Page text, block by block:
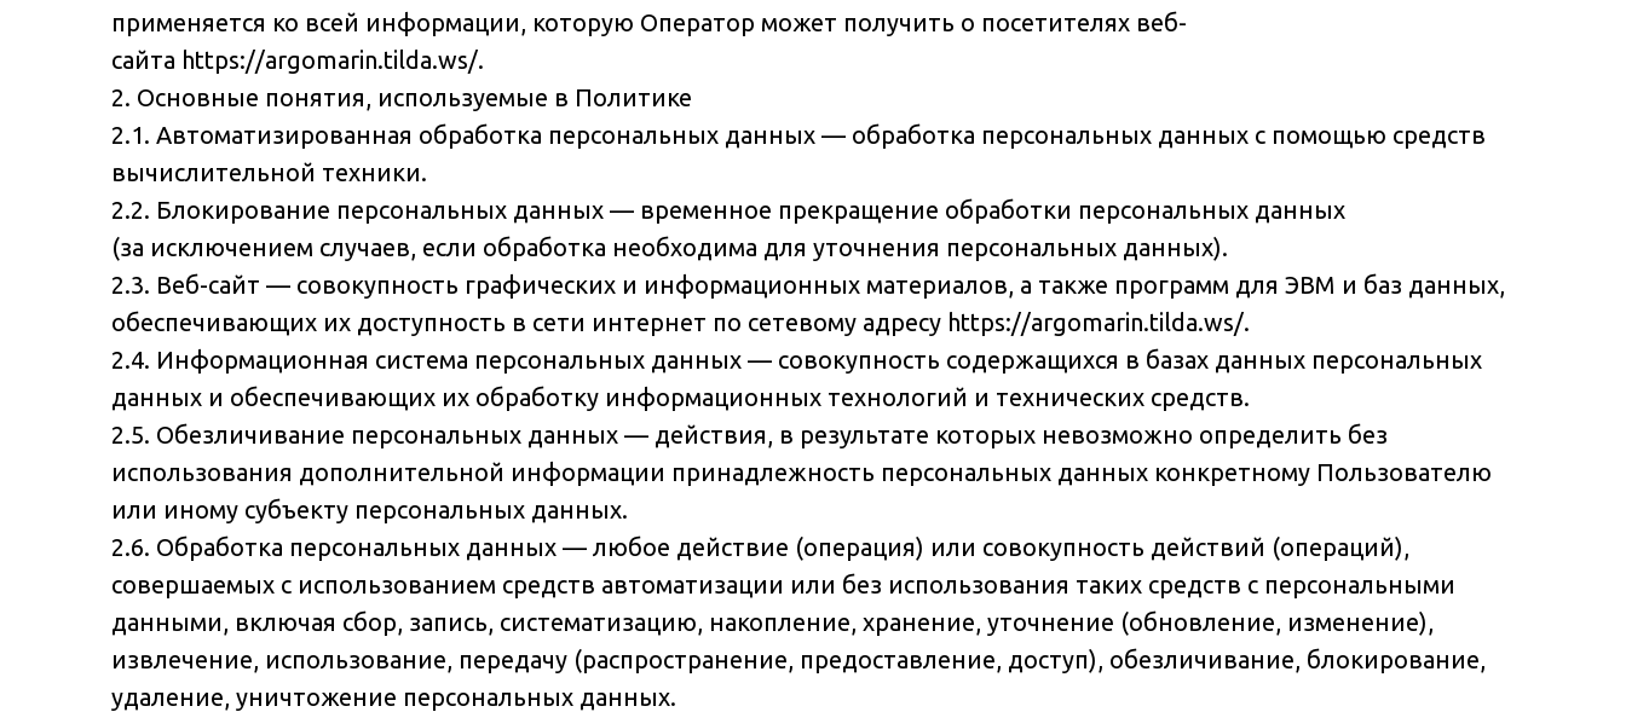
применяется ко всей информации, которую Оператор может получить о посетителях веб-
сайта https://argomarin.tilda.ws/.
2. Основные понятия, используемые в Политике
2.1. Автоматизированная обработка персональных данных — обработка персональных данных с помощью средств
вычислительной техники.
2.2. Блокирование персональных данных — временное прекращение обработки персональных данных
(за исключением случаев, если обработка необходима для уточнения персональных данных).
2.3. Веб-сайт — совокупность графических и информационных материалов, а также программ для ЭВМ и баз данных,
обеспечивающих их доступность в сети интернет по сетевому адресу https://argomarin.tilda.ws/.
2.4. Информационная система персональных данных — совокупность содержащихся в базах данных персональных
данных и обеспечивающих их обработку информационных технологий и технических средств.
2.5. Обезличивание персональных данных — действия, в результате которых невозможно определить без
использования дополнительной информации принадлежность персональных данных конкретному Пользователю
или иному субъекту персональных данных.
2.6. Обработка персональных данных — любое действие (операция) или совокупность действий (операций),
совершаемых с использованием средств автоматизации или без использования таких средств с персональными
данными, включая сбор, запись, систематизацию, накопление, хранение, уточнение (обновление, изменение),
извлечение, использование, передачу (распространение, предоставление, доступ), обезличивание, блокирование,
удаление, уничтожение персональных данных.